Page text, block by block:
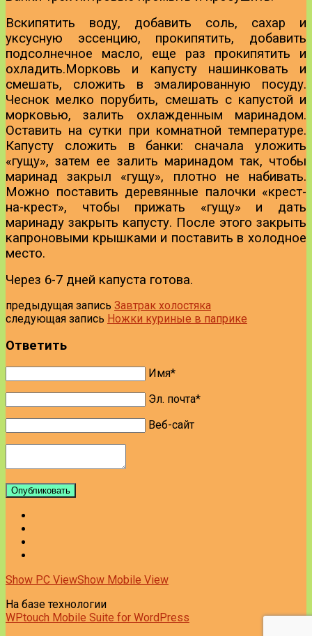
Вскипятить воду, добавить соль, сахар и
уксусную эссенцию, прокипятить, добавить
подсолнечное масло, еще раз прокипятить и
охладить.Морковь и капусту нашинковать и
смешать, сложить в эмалированную посуду.
Чеснок мелко порубить, смешать с капустой и
морковью, залить охлажденным маринадом.
Оставить на сутки при комнатной температуре.
Капусту сложить в банки: сначала уложить
«гущу», затем ее залить маринадом так, чтобы
маринад закрыл «гущу», плотно не набивать.
Можно поставить деревянные палочки «крест-
на-крест», чтобы прижать «гущу» и дать
маринаду закрыть капусту. После этого закрыть
капроновыми крышками и поставить в холодное
место.
Через 6-7 дней капуста готова.
предыдущая запись Завтрак холостяка
следующая запись Ножки куриные в паприке
Ответить
Имя*
Эл. почта*
Веб-сайт
Опубликовать
Show PC ViewShow Mobile View
На базе технологии
WPtouch Mobile Suite for WordPress